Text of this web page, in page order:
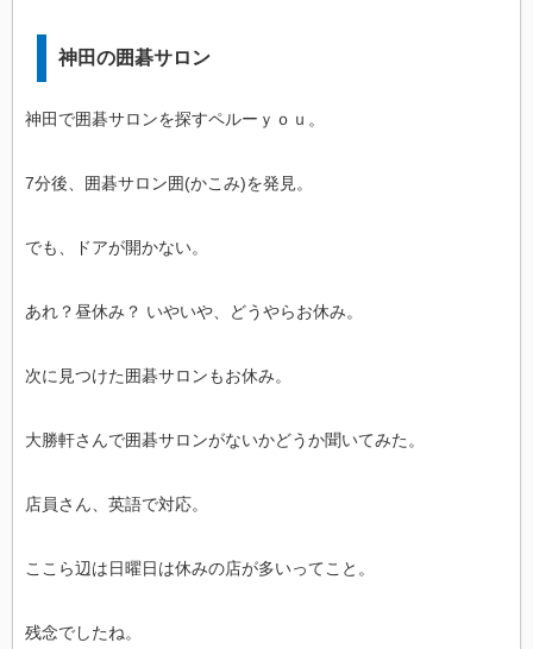
神田の囲碁サロン
神田で囲碁サロンを探すペルーｙｏｕ。
7分後、囲碁サロン囲(かこみ)を発見。
でも、ドアが開かない。
あれ？昼休み？ いやいや、どうやらお休み。
次に見つけた囲碁サロンもお休み。
大勝軒さんで囲碁サロンがないかどうか聞いてみた。
店員さん、英語で対応。
ここら辺は日曜日は休みの店が多いってこと。
残念でしたね。